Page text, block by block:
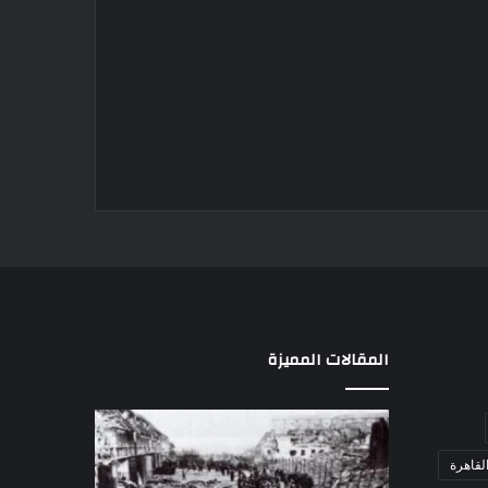
المقالات المميزة
مذبحة
اللد..
القصة
اللواء
دكتور
راضي